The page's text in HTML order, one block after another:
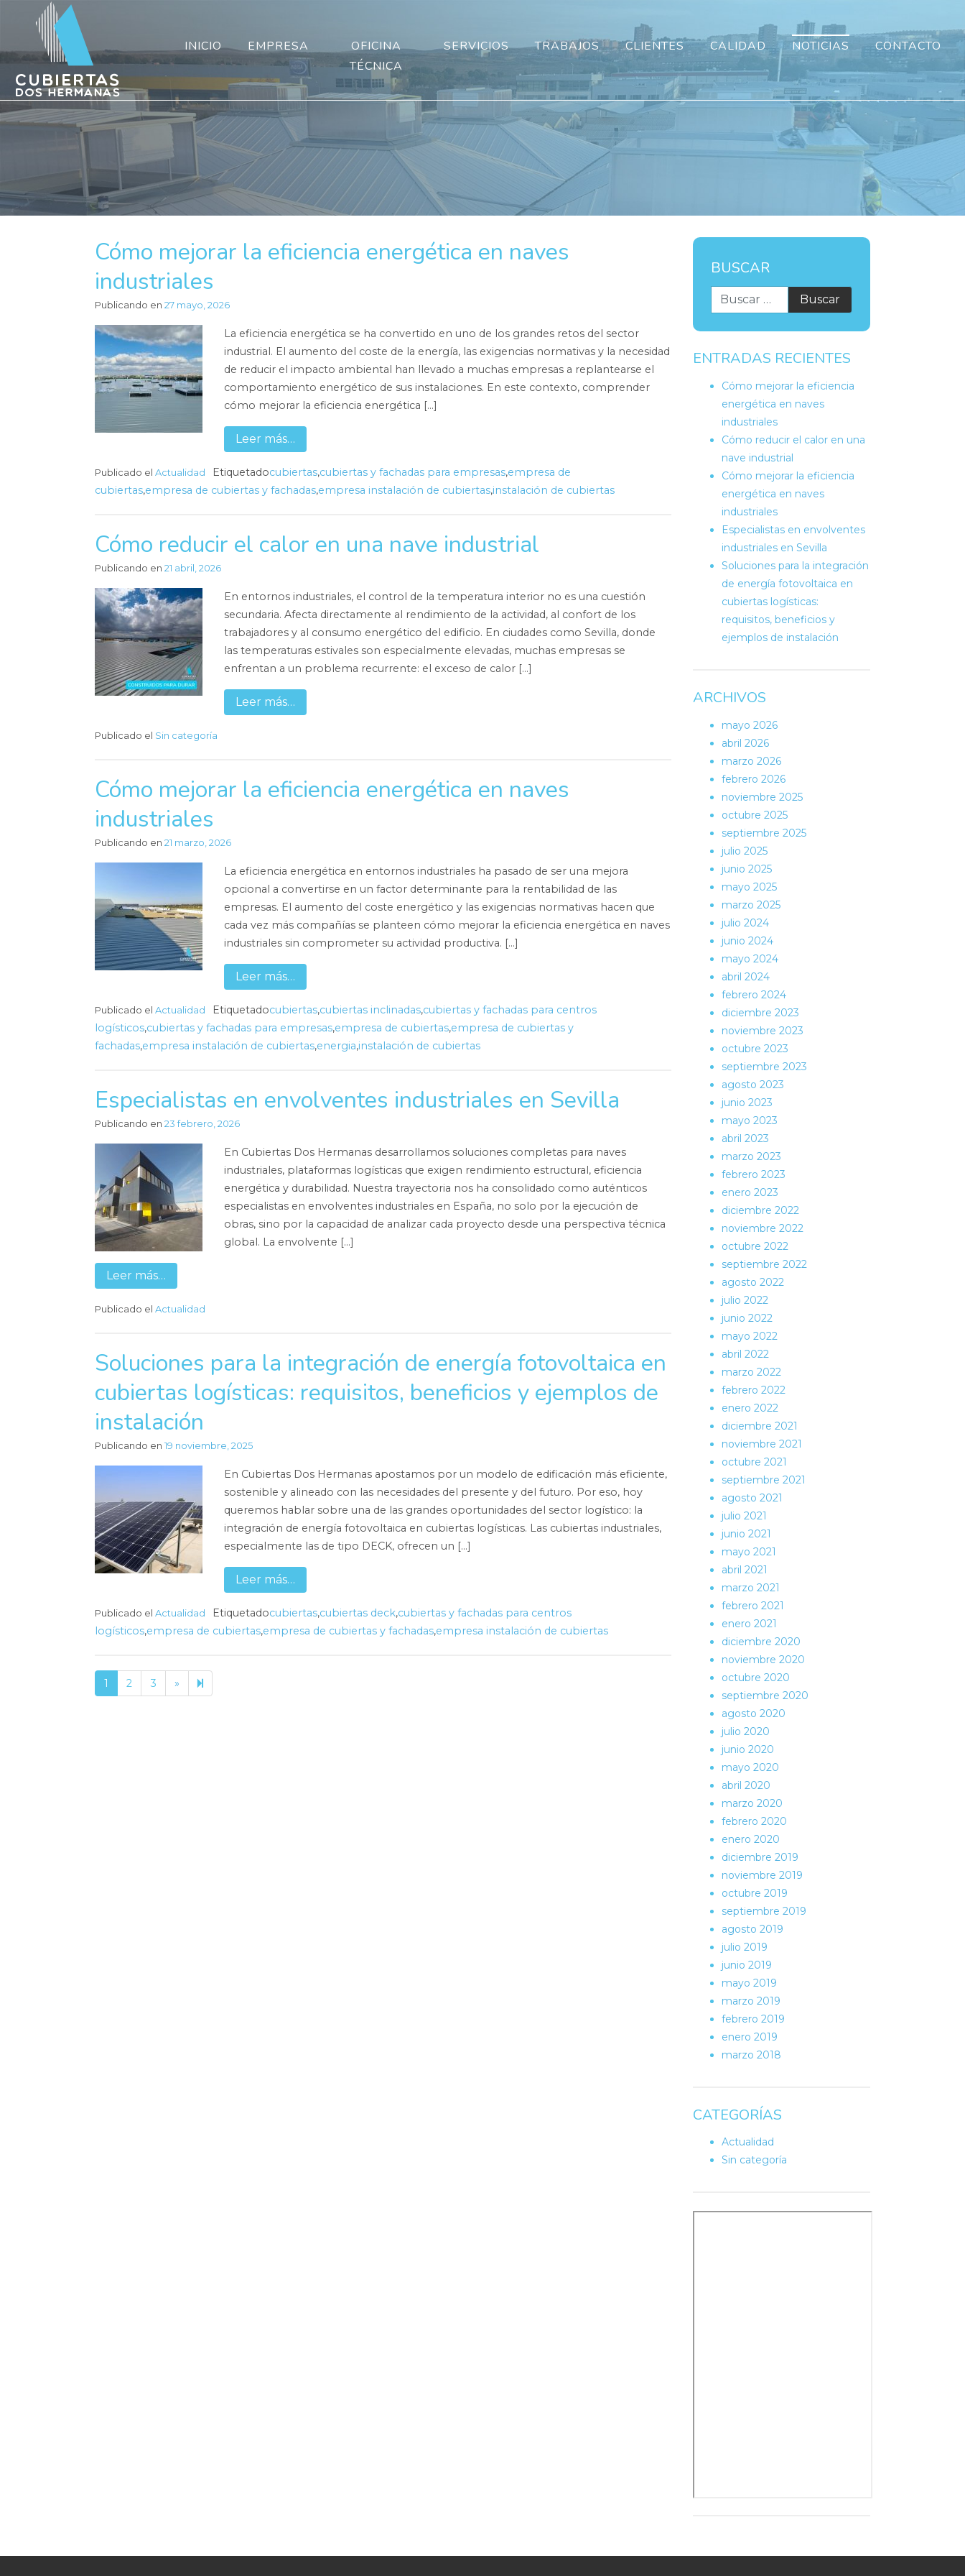
INICIO EMPRESA
OFICINA
TÉCNICA
SERVICIOS TRABAJOS CLIENTES CALIDAD NOTICIAS CONTACTO
Cómo mejorar la eficiencia energética en naves
industriales
Publicando en 27 mayo, 2026
La eficiencia energética se ha convertido en uno de los grandes retos del sector
industrial. El aumento del coste de la energía, las exigencias normativas y la necesidad
de reducir el impacto ambiental han llevado a muchas empresas a replantearse el
comportamiento energético de sus instalaciones. En este contexto, comprender
cómo mejorar la eficiencia energética […]
Leer más…
Publicado el Actualidad Etiquetadocubiertas,cubiertas y fachadas para empresas,empresa de
cubiertas,empresa de cubiertas y fachadas,empresa instalación de cubiertas,instalación de cubiertas
Cómo reducir el calor en una nave industrial
Publicando en 21 abril, 2026
En entornos industriales, el control de la temperatura interior no es una cuestión
secundaria. Afecta directamente al rendimiento de la actividad, al confort de los
trabajadores y al consumo energético del edificio. En ciudades como Sevilla, donde
las temperaturas estivales son especialmente elevadas, muchas empresas se
enfrentan a un problema recurrente: el exceso de calor […]
Leer más…
Publicado el Sin categoría
Cómo mejorar la eficiencia energética en naves
industriales
Publicando en 21 marzo, 2026
La eficiencia energética en entornos industriales ha pasado de ser una mejora
opcional a convertirse en un factor determinante para la rentabilidad de las
empresas. El aumento del coste energético y las exigencias normativas hacen que
cada vez más compañías se planteen cómo mejorar la eficiencia energética en naves
industriales sin comprometer su actividad productiva. […]
Leer más…
Publicado el Actualidad Etiquetadocubiertas,cubiertas inclinadas,cubiertas y fachadas para centros
logísticos,cubiertas y fachadas para empresas,empresa de cubiertas,empresa de cubiertas y
fachadas,empresa instalación de cubiertas,energia,instalación de cubiertas
Especialistas en envolventes industriales en Sevilla
Publicando en 23 febrero, 2026
En Cubiertas Dos Hermanas desarrollamos soluciones completas para naves
industriales, plataformas logísticas que exigen rendimiento estructural, eficiencia
energética y durabilidad. Nuestra trayectoria nos ha consolidado como auténticos
especialistas en envolventes industriales en España, no solo por la ejecución de
obras, sino por la capacidad de analizar cada proyecto desde una perspectiva técnica
global. La envolvente […]
Leer más…
Publicado el Actualidad
Soluciones para la integración de energía fotovoltaica en
cubiertas logísticas: requisitos, beneficios y ejemplos de
instalación
Publicando en 19 noviembre, 2025
En Cubiertas Dos Hermanas apostamos por un modelo de edificación más eficiente,
sostenible y alineado con las necesidades del presente y del futuro. Por eso, hoy
queremos hablar sobre una de las grandes oportunidades del sector logístico: la
integración de energía fotovoltaica en cubiertas logísticas. Las cubiertas industriales,
especialmente las de tipo DECK, ofrecen un […]
Leer más…
Publicado el Actualidad Etiquetadocubiertas,cubiertas deck,cubiertas y fachadas para centros
logísticos,empresa de cubiertas,empresa de cubiertas y fachadas,empresa instalación de cubiertas
1 2 3 » Next
page
16
BUSCAR
ENTRADAS RECIENTES
Cómo mejorar la eficiencia
energética en naves
industriales
Cómo reducir el calor en una
nave industrial
Cómo mejorar la eficiencia
energética en naves
industriales
Especialistas en envolventes
industriales en Sevilla
Soluciones para la integración
de energía fotovoltaica en
cubiertas logísticas:
requisitos, beneficios y
ejemplos de instalación
ARCHIVOS
mayo 2026
abril 2026
marzo 2026
febrero 2026
noviembre 2025
octubre 2025
septiembre 2025
julio 2025
junio 2025
mayo 2025
marzo 2025
julio 2024
junio 2024
mayo 2024
abril 2024
febrero 2024
diciembre 2023
noviembre 2023
octubre 2023
septiembre 2023
agosto 2023
junio 2023
mayo 2023
abril 2023
marzo 2023
febrero 2023
enero 2023
diciembre 2022
noviembre 2022
octubre 2022
septiembre 2022
agosto 2022
julio 2022
junio 2022
mayo 2022
abril 2022
marzo 2022
febrero 2022
enero 2022
diciembre 2021
noviembre 2021
octubre 2021
septiembre 2021
agosto 2021
julio 2021
junio 2021
mayo 2021
abril 2021
marzo 2021
febrero 2021
enero 2021
diciembre 2020
noviembre 2020
octubre 2020
septiembre 2020
agosto 2020
julio 2020
junio 2020
mayo 2020
abril 2020
marzo 2020
febrero 2020
enero 2020
diciembre 2019
noviembre 2019
octubre 2019
septiembre 2019
agosto 2019
julio 2019
junio 2019
mayo 2019
marzo 2019
febrero 2019
enero 2019
marzo 2018
CATEGORÍAS
Actualidad
Sin categoría